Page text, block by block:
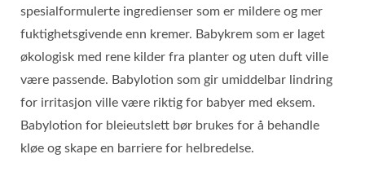
spesialformulerte ingredienser som er mildere og mer
fuktighetsgivende enn kremer. Babykrem som er laget
økologisk med rene kilder fra planter og uten duft ville
være passende. Babylotion som gir umiddelbar lindring
for irritasjon ville være riktig for babyer med eksem.
Babylotion for bleieutslett bør brukes for å behandle
kløe og skape en barriere for helbredelse.